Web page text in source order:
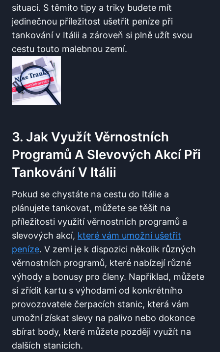
situaci. S těmito tipy a triky budete mít
jedinečnou příležitost ušetřit peníze při
tankování v Itálii a zároveň si plně užít svou
cestu touto malebnou‍ zemí.
3. Jak ⁤využít Věrnostních
Programů A Slevových Akcí Při
⁢tankování V Itálii
Pokud se chystáte na cestu do Itálie a
plánujete tankovat, můžete se těšit na
příležitosti využití věrnostních programů a
slevových akcí,⁢ které vám umožní ušetřit
peníze. V zemi je k dispozici‍ několik různých
věrnostních ​programů, které nabízejí různé
výhody a bonusy⁤ pro členy. Například, můžete
si‍ zřídit kartu s výhodami⁣ od‌ konkrétního‌
provozovatele čerpacích stanic, která⁢ vám
umožní získat slevy na palivo nebo dokonce
sbírat body,⁢ které můžete později využít na
dalších stanicích.